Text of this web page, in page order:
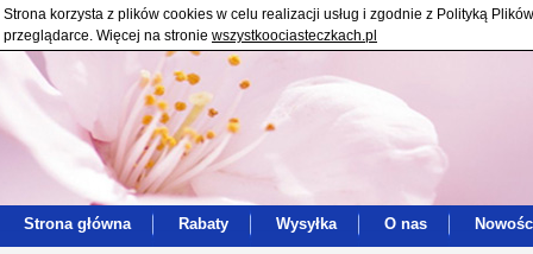
Strona korzysta z plików cookies w celu realizacji usług i zgodnie z Polityką
przeglądarce. Więcej na stronie wszystkoociasteczkach.pl
Strona główna Rabaty Wysyłka O nas